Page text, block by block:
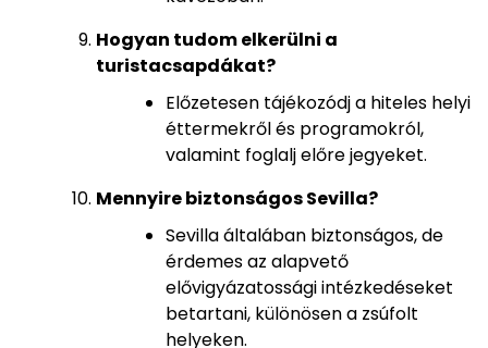
Hogyan tudom elkerülni a
turistacsapdákat?
Előzetesen tájékozódj a hiteles helyi
éttermekről és programokról,
valamint foglalj előre jegyeket.
Mennyire biztonságos Sevilla?
Sevilla általában biztonságos, de
érdemes az alapvető
elővigyázatossági intézkedéseket
betartani, különösen a zsúfolt
helyeken.